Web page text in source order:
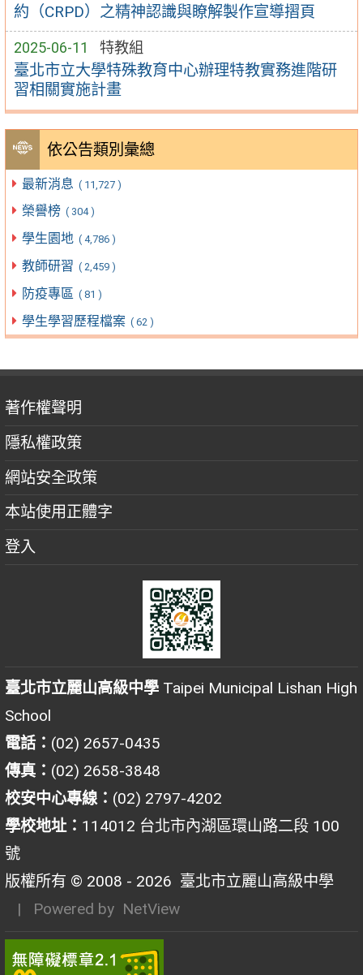
約（CRPD）之精神認識與瞭解製作宣導摺頁
2025-06-11 特教組
臺北市立大學特殊教育中心辦理特教實務進階研
習相關實施計畫
依公告類別彙總
最新消息 ( 11,727 )
榮譽榜 ( 304 )
學生園地 ( 4,786 )
教師研習 ( 2,459 )
防疫專區 ( 81 )
學生學習歷程檔案 ( 62 )
著作權聲明
隱私權政策
網站安全政策
本站使用正體字
登入
臺北市立麗山高級中學 Taipei Municipal Lishan High
School
電話： (02) 2657-0435
傳真： (02) 2658-3848
校安中心專線： (02) 2797-4202
學校地址： 114012 台北市內湖區環山路二段 100
號
版權所有 © 2008 - 2026 臺北市立麗山高級中學
| Powered by NetView